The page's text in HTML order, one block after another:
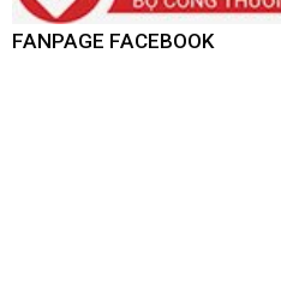
FANPAGE FACEBOOK